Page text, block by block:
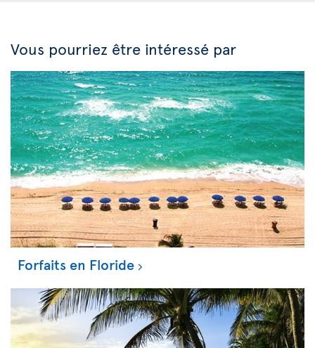
Vous pourriez être intéressé par
Forfaits en Floride